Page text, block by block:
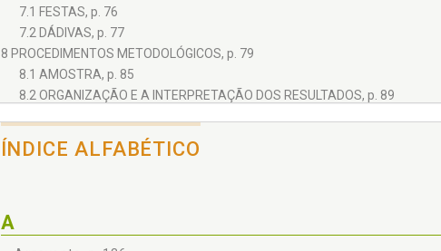
7.1 FESTAS, p. 76
7.2 DÁDIVAS, p. 77
8 PROCEDIMENTOS METODOLÓGICOS, p. 79
8.1 AMOSTRA, p. 85
8.2 ORGANIZAÇÃO E A INTERPRETAÇÃO DOS RESULTADOS, p. 89
9.1 AS HISTÓRIAS SINGULARES QUE, DE ALGUMA FORMA, TAMBÉM SÃO
9.1.1 As Bodas, p. 94
ÍNDICE ALFABÉTICO
A